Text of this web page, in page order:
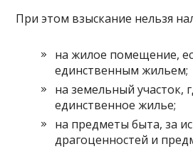
При этом взыскание нельзя
на жилое помещение,
единственным жильем;
на земельный участок,
единственное жилье;
на предметы быта, за
драгоценностей и